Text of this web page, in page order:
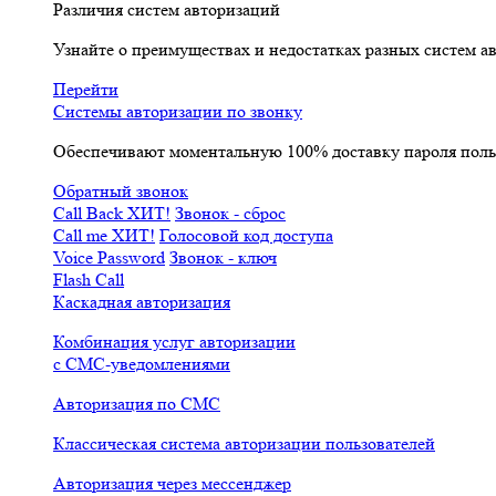
Различия систем авторизаций
Узнайте о преимуществах и недостатках разных систем
Перейти
Системы авторизации по звонку
Обеспечивают моментальную 100% доставку пароля
Обратный звонок
Call Back ХИТ! Звонок - сброс
Call me ХИТ! Голосовой код доступа
Voice Password Звонок - ключ
Flash Call
Каскадная авторизация
Комбинация услуг авторизации
с СМС-уведомлениями
Авторизация по СМС
Классическая система авторизации пользователей
Авторизация через мессенджер